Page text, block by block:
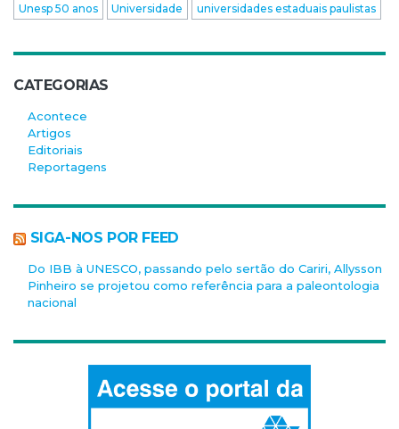
Unesp 50 anos
Universidade universidades estaduais paulistas
CATEGORIAS
Acontece
Artigos
Editoriais
Reportagens
SIGA-NOS POR FEED
Do IBB à UNESCO, passando pelo sertão do Cariri, Allysson
Pinheiro se projetou como referência para a paleontologia
nacional